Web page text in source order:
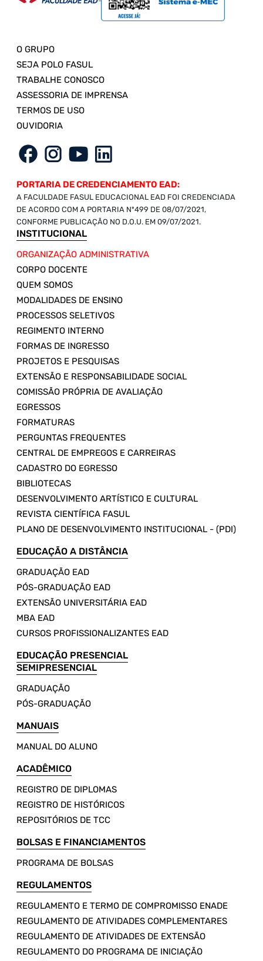
O GRUPO
SEJA POLO FASUL
TRABALHE CONOSCO
ASSESSORIA DE IMPRENSA
TERMOS DE USO
OUVIDORIA
PORTARIA DE CREDENCIAMENTO EAD:
A FACULDADE FASUL EDUCACIONAL EAD FOI CREDENCIADA
DE ACORDO COM A PORTARIA Nº499 DE 08/07/2021,
CONFORME PUBLICAÇÃO NO D.O.U. EM 09/07/2021.
INSTITUCIONAL
ORGANIZAÇÃO ADMINISTRATIVA
CORPO DOCENTE
QUEM SOMOS
MODALIDADES DE ENSINO
PROCESSOS SELETIVOS
REGIMENTO INTERNO
FORMAS DE INGRESSO
PROJETOS E PESQUISAS
EXTENSÃO E RESPONSABILIDADE SOCIAL
COMISSÃO PRÓPRIA DE AVALIAÇÃO
EGRESSOS
FORMATURAS
PERGUNTAS FREQUENTES
CENTRAL DE EMPREGOS E CARREIRAS
CADASTRO DO EGRESSO
BIBLIOTECAS
DESENVOLVIMENTO ARTÍSTICO E CULTURAL
REVISTA CIENTÍFICA FASUL
PLANO DE DESENVOLVIMENTO INSTITUCIONAL - (PDI)
EDUCAÇÃO A DISTÂNCIA
GRADUAÇÃO EAD
PÓS-GRADUAÇÃO EAD
EXTENSÃO UNIVERSITÁRIA EAD
MBA EAD
CURSOS PROFISSIONALIZANTES EAD
EDUCAÇÃO PRESENCIAL
SEMIPRESENCIAL
GRADUAÇÃO
PÓS-GRADUAÇÃO
MANUAIS
MANUAL DO ALUNO
ACADÊMICO
REGISTRO DE DIPLOMAS
REGISTRO DE HISTÓRICOS
REPOSITÓRIOS DE TCC
BOLSAS E FINANCIAMENTOS
PROGRAMA DE BOLSAS
REGULAMENTOS
REGULAMENTO E TERMO DE COMPROMISSO ENADE
REGULAMENTO DE ATIVIDADES COMPLEMENTARES
REGULAMENTO DE ATIVIDADES DE EXTENSÃO
REGULAMENTO DO PROGRAMA DE INICIAÇÃO